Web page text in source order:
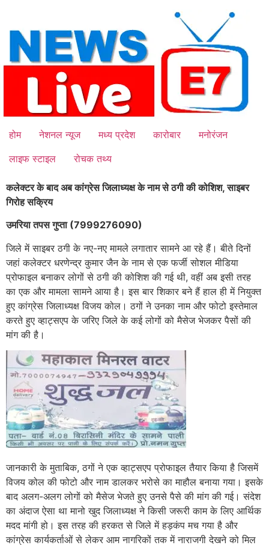
content
होम नेशनल न्यूज मध्य प्रदेश कारोबार
मनोरंजन
लाइफ स्टाइल
रोचक तथ्य
कलेक्टर के बाद अब कांग्रेस जिलाध्यक्ष के नाम से ठगी की कोशिश, साइबर
गिरोह सक्रिय
उमरिया तपस गुप्ता (7999276090)
जिले में साइबर ठगी के नए-नए मामले लगातार सामने आ रहे हैं। बीते दिनों
जहां कलेक्टर धरणेन्द्र कुमार जैन के नाम से एक फर्जी सोशल मीडिया
प्रोफाइल बनाकर लोगों से ठगी की कोशिश की गई थी, वहीं अब इसी तरह
का एक और मामला सामने आया है। इस बार शिकार बने हैं हाल ही में नियुक्त
हुए कांग्रेस जिलाध्यक्ष विजय कोल। ठगों ने उनका नाम और फोटो इस्तेमाल
करते हुए व्हाट्सएप के जरिए जिले के कई लोगों को मैसेज भेजकर पैसों की
मांग की है।
जानकारी के मुताबिक, ठगों ने एक व्हाट्सएप प्रोफाइल तैयार किया है जिसमें
विजय कोल की फोटो और नाम डालकर भरोसे का माहौल बनाया गया। इसके
बाद अलग-अलग लोगों को मैसेज भेजते हुए उनसे पैसे की मांग की गई। संदेश
का अंदाज ऐसा था मानो खुद जिलाध्यक्ष ने किसी जरूरी काम के लिए आर्थिक
मदद मांगी हो। इस तरह की हरकत से जिले में हड़कंप मच गया है और
कांग्रेस कार्यकर्ताओं से लेकर आम नागरिकों तक में नाराजगी देखने को मिल